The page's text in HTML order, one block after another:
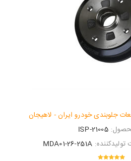
جلوبندی خودرو ایران - لاهیجان
ISP-21005
MDA01-26-251A